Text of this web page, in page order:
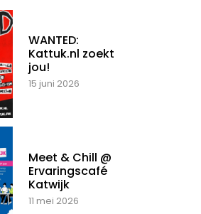
WANTED:
Kattuk.nl zoekt
jou!
15 juni 2026
Meet & Chill @
Ervaringscafé
Katwijk
11 mei 2026